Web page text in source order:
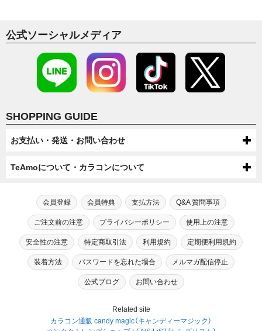
公式ソーシャルメディア
SHOPPING GUIDE
お支払い・発送・お問い合わせ
●ケータイでのお支払い
手数料：無料
※機種によってはご利用出来ない可能性がございます。
⇒ドコモケータイ支払でのお支払いの流れ
⇒ソフトバンクケータイ支払でのお支払いの流れ
⇒auかんたん決済でのお支払いの流れ
クレジットカードはVISA,MasterCard,JCB, 上記クレジットカードマーク
●配送方法
宅配便（佐川急便・ヤマト運輸・ゆうパック）またはメール便（ゆうパケッ
ト/ネコポス）での配送をお選びいただけます。
※数量制限によりメール便での配送をお受けできない場合がございます。
【選択上限数】1MONTH：8箱（4セット） / TeAmo1DAY：4箱
TeAmoCLEAR1DAY：4箱 / TeAmoCLEAR2WEEK：4箱
18歳未満の方がご注文する場合は保護者の同意が必要です。
況により確約はできませんのでご了承ください。
品切れの場合はメールにてご連絡いたします。
送料について
宅配便（佐川急便・ヤマト運輸・ゆうパック）送料：全国一律550円（税込）
メール便（ゆうパケット/ネコポス）送料：全国送料無料
※一部SALEやキャンペーン、キャンセル・交換時は送料300円が発生す
る場合がございます。
注文・返品について
●商品変更について
原則として注文確定後の商品変更は承っておりません。
ご注文の際は内容にお間違いのないようご確認・ご注意ください。
≪お届け後の初期不良に関して≫
商品の品質には万全を期しておりますが、万一「汚れや破損」「不具合が見
お問い合わせ
電話: 0120-545-966
（電話:営業時間 月～金 10：00～17：00 土日祝 10：00～17：00）
（メール：営業時間 月～金 10：00～17：00 土日祝 10：00～17：00）
※17時以降のメール受信につきましては、翌営業日に返信させていただ
きますのでご了承ください。
TeAmoについて・カラコンについて
第一種医療機器販売業許可及び高度管理医療機器販売業許可を取得してい
ます。
高度管理医療機器等販売業許可証「6新保衛薬第189号」
芸能人・モデルが愛用！
TeAmoだけの度なし・度ありカラコン
カラコン通販サイトTeAmoでは、芸能人・モデルが愛用するティアモだ
けの“度なし”カラコンに加え、“度あり”タイプも合わせて200種類以上も
のバリエーションをご用意。
高いイメージがある“度あり”カラコンもリーズナブルな価格でご注文いた
初めてカラーコンタクトレンズをお使いになられる方のために、安心して
ご利用いただけるお客様相談窓口をご用意しております。
初めてカラコン・カラーコンタクトをご利用する方へ
初めてカラコンをご利用する方または長期間カラコン・コンタクトレンズ
を装用されていない方は、眼科医やクリニックの診断を受けられることを
勧めさせております。
などを鑑みて処方してもらう必要があります。
そのため、視力のみで自己判断する事や当店スタッフが判断できるもので
は御座いません。
最近のカラコン・カラーコンタクトについて
カラコンが販売され始めた当初、カラコンは一般の人達に多く利用されて
ション誌があったように水商売のホステスのような派手な方々が多く利用
されていました。
カラコン・カラーコンタクトの安全性について
現在カラコンの安全性を疑問視する声がありますが、現在国内にて販売さ
れている国内承認カラーコンタクトに関しては製造販売にあたっては厚生
省による承認が必要となり、販売については 各都道府県の販売業の許
TeAmoのカラコン・カラーコンタクトについて
会員登録 会員特典 支払方法 Q&A 質問事項
ご注文前の注意 プライバシーポリシー 使用上の注意
安全性の注意 特定商取引法 利用規約 定期便利用規約
装着方法 パスワードを忘れた場合 メルマガ配信停止
公式ブログ お問い合わせ
Related site
カラコン通販 candy magic（キャンディーマジック）